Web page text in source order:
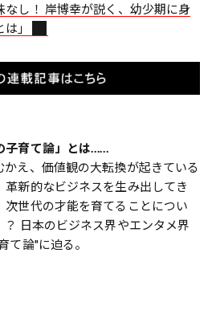
し！ 岸博幸が説く、幼少期に身
」
子育て論」とは……
え、価値観の大転換が起きている
新的なビジネスを生み出してき
次世代の才能を育てることについ
日本のビジネス界やエンタメ界
て論"に迫る。